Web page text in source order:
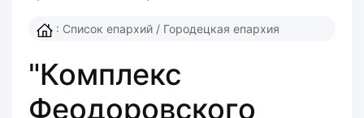
: Список епархий / Городецкая епархия
"Комплекс
Феодоровского